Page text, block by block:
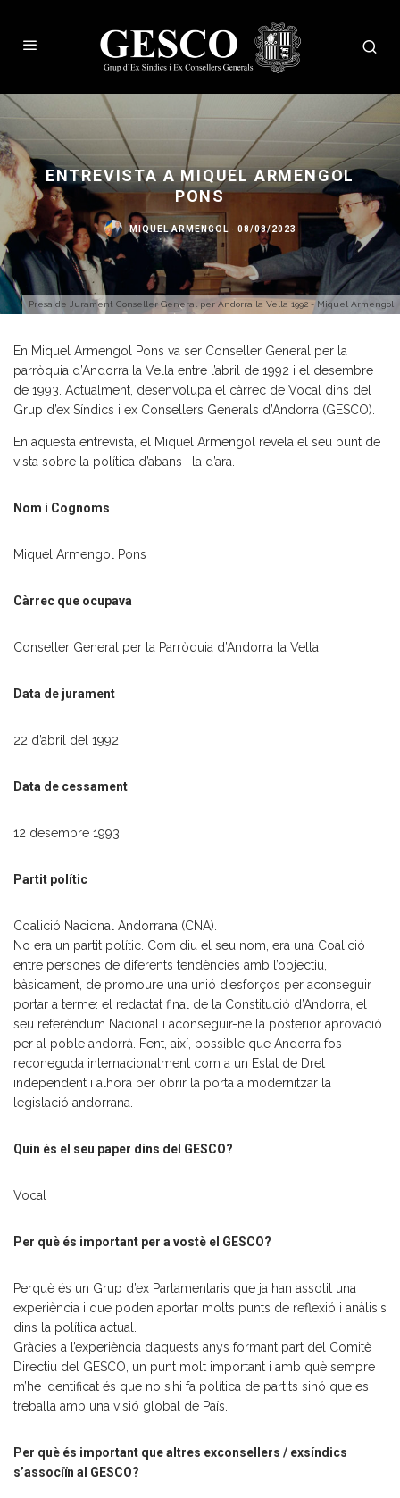
Presa de Jurament Conseller General per Andorra la Vella 1992 - Miquel Armengol
ENTREVISTA A MIQUEL ARMENGOL
PONS
MIQUEL ARMENGOL · 08/08/2023
En Miquel Armengol Pons va ser Conseller General per la
parròquia d’Andorra la Vella entre l’abril de 1992 i el desembre
de 1993. Actualment, desenvolupa el càrrec de Vocal dins del
Grup d’ex Síndics i ex Consellers Generals d’Andorra (GESCO).
En aquesta entrevista, el Miquel Armengol revela el seu punt de
vista sobre la política d’abans i la d’ara.
Nom i Cognoms
Miquel Armengol Pons
Càrrec que ocupava
Conseller General per la Parròquia d’Andorra la Vella
Data de jurament
22 d’abril del 1992
Data de cessament
12 desembre 1993
Partit polític
Coalició Nacional Andorrana (CNA).
No era un partit polític. Com diu el seu nom, era una Coalició
entre persones de diferents tendències amb l’objectiu,
bàsicament, de promoure una unió d’esforços per aconseguir
portar a terme: el redactat final de la Constitució d’Andorra, el
seu referèndum Nacional i aconseguir-ne la posterior aprovació
per al poble andorrà. Fent, així, possible que Andorra fos
reconeguda internacionalment com a un Estat de Dret
independent i alhora per obrir la porta a modernitzar la
legislació andorrana.
Quin és el seu paper dins del GESCO?
Vocal
Per què és important per a vostè el GESCO?
Perquè és un Grup d’ex Parlamentaris que ja han assolit una
experiència i que poden aportar molts punts de reflexió i anàlisis
dins la política actual.
Gràcies a l’experiència d’aquests anys formant part del Comitè
Directiu del GESCO, un punt molt important i amb què sempre
m’he identificat és que no s’hi fa política de partits sinó que es
treballa amb una visió global de País.
Per què és important que altres exconsellers / exsíndics
s’associïn al GESCO?